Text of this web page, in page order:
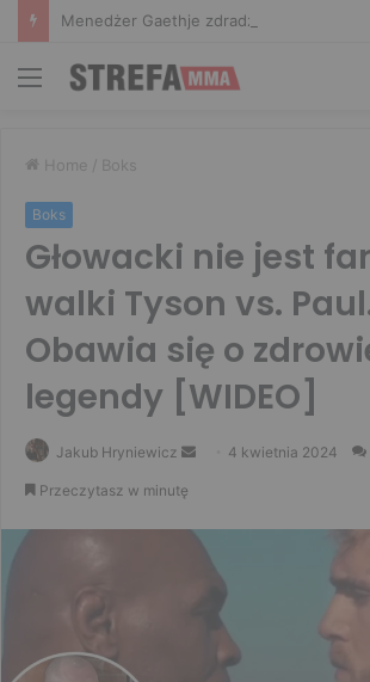
Menu
Home / Boks
Boks
Głowacki nie jest
walki Tyson vs.
Obawia się o
legendy [WIDEO]
Jakub Hryniewicz
Send 4 kwietnia 2024
Przeczytasz w minutę